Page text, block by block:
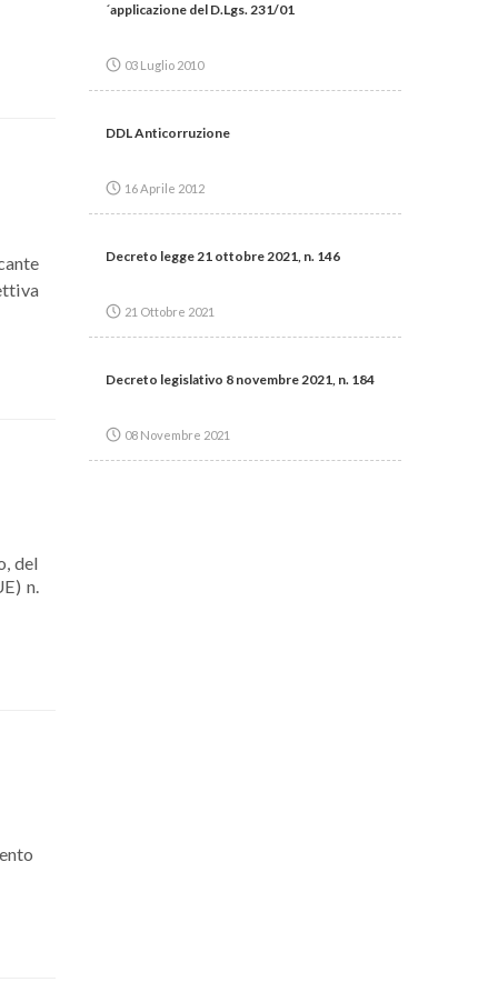
del
n.
´applicazione del D.Lgs. 231/01
03 Luglio 2010
DDL Anticorruzione
16 Aprile 2012
Decreto legge 21 ottobre 2021, n. 146
21 Ottobre 2021
Decreto legislativo 8 novembre 2021, n. 184
08 Novembre 2021